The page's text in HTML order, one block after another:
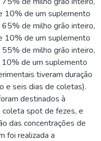
10% de um suplemento
de milho grão inteiro,
10% de um suplemento
de milho grão inteiro,
10% de um suplemento
tiveram duração
e seis dias de coletas).
destinados à
spot de fezes, e
das concentrações de
foi realizada a